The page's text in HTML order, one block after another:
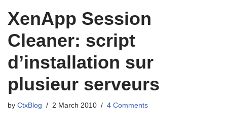
XenApp Session
Cleaner: script
d’installation sur
plusieur serveurs
by CtxBlog 2 March 2010 4 Comments